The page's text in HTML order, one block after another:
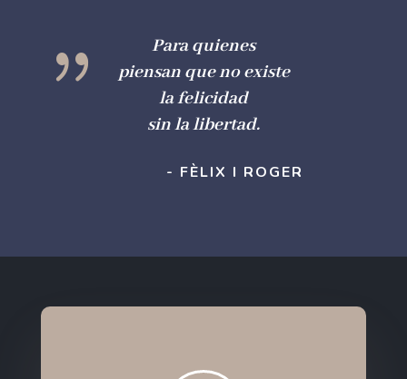
{
Para quienes
piensan que no existe
la felicidad
sin la libertad.
- FÈLIX I ROGER